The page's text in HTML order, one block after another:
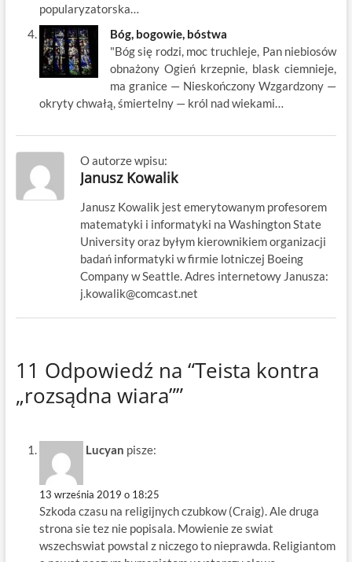
popularyzatorska…
Bóg, bogowie, bóstwa
"Bóg się rodzi, moc truchleje, Pan niebiosów
obnażony Ogień krzepnie, blask ciemnieje,
ma granice — Nieskończony Wzgardzony —
okryty chwałą, śmiertelny — król nad wiekami…
O autorze wpisu:
Janusz Kowalik
Janusz Kowalik jest emerytowanym profesorem
matematyki i informatyki na Washington State
University oraz byłym kierownikiem organizacji
badań informatyki w firmie lotniczej Boeing
Company w Seattle. Adres internetowy Janusza:
j.kowalik@comcast.net
11 Odpowiedź na “Teista kontra
„rozsądna wiara””
Lucyan pisze:
13 września 2019 o 18:25
Szkoda czasu na religijnych czubkow (Craig). Ale druga
strona sie tez nie popisala. Mowienie ze swiat
wszechswiat powstal z niczego to nieprawda. Religiantom